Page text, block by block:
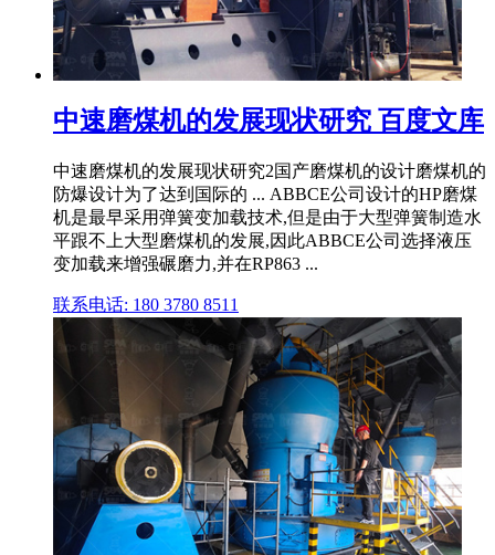
中速磨煤机的发展现状研究 百度文库
中速磨煤机的发展现状研究2国产磨煤机的设计磨煤机的
防爆设计为了达到国际的 ... ABBCE公司设计的HP磨煤
机是最早采用弹簧变加载技术,但是由于大型弹簧制造水
平跟不上大型磨煤机的发展,因此ABBCE公司选择液压
变加载来增强碾磨力,并在RP863 ...
联系电话: 180 3780 8511